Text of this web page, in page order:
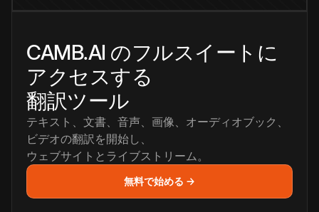
CAMB.AI のフルスイートに
アクセスする
翻訳ツール
テキスト、文書、音声、画像、オーディオブック、
ビデオの翻訳を開始し、
ウェブサイトとライブストリーム。
無料で始める →